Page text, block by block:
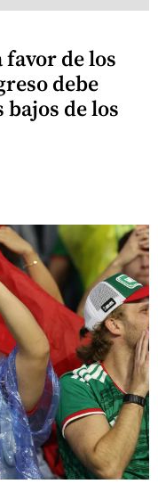
de los
debe
de los